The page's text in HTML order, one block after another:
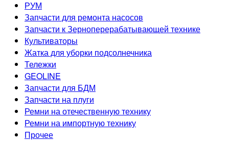
РУМ
Запчасти для ремонта насосов
Запчасти к Зерноперерабатывающей технике
Культиваторы
Жатка для уборки подсолнечника
Тележки
GEOLINE
Запчасти для БДМ
Запчасти на плуги
Ремни на отечественную технику
Ремни на импортную технику
Прочее